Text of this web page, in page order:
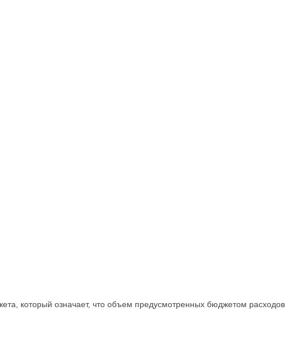
который означает, что объем предусмотренных бюджетом расходов